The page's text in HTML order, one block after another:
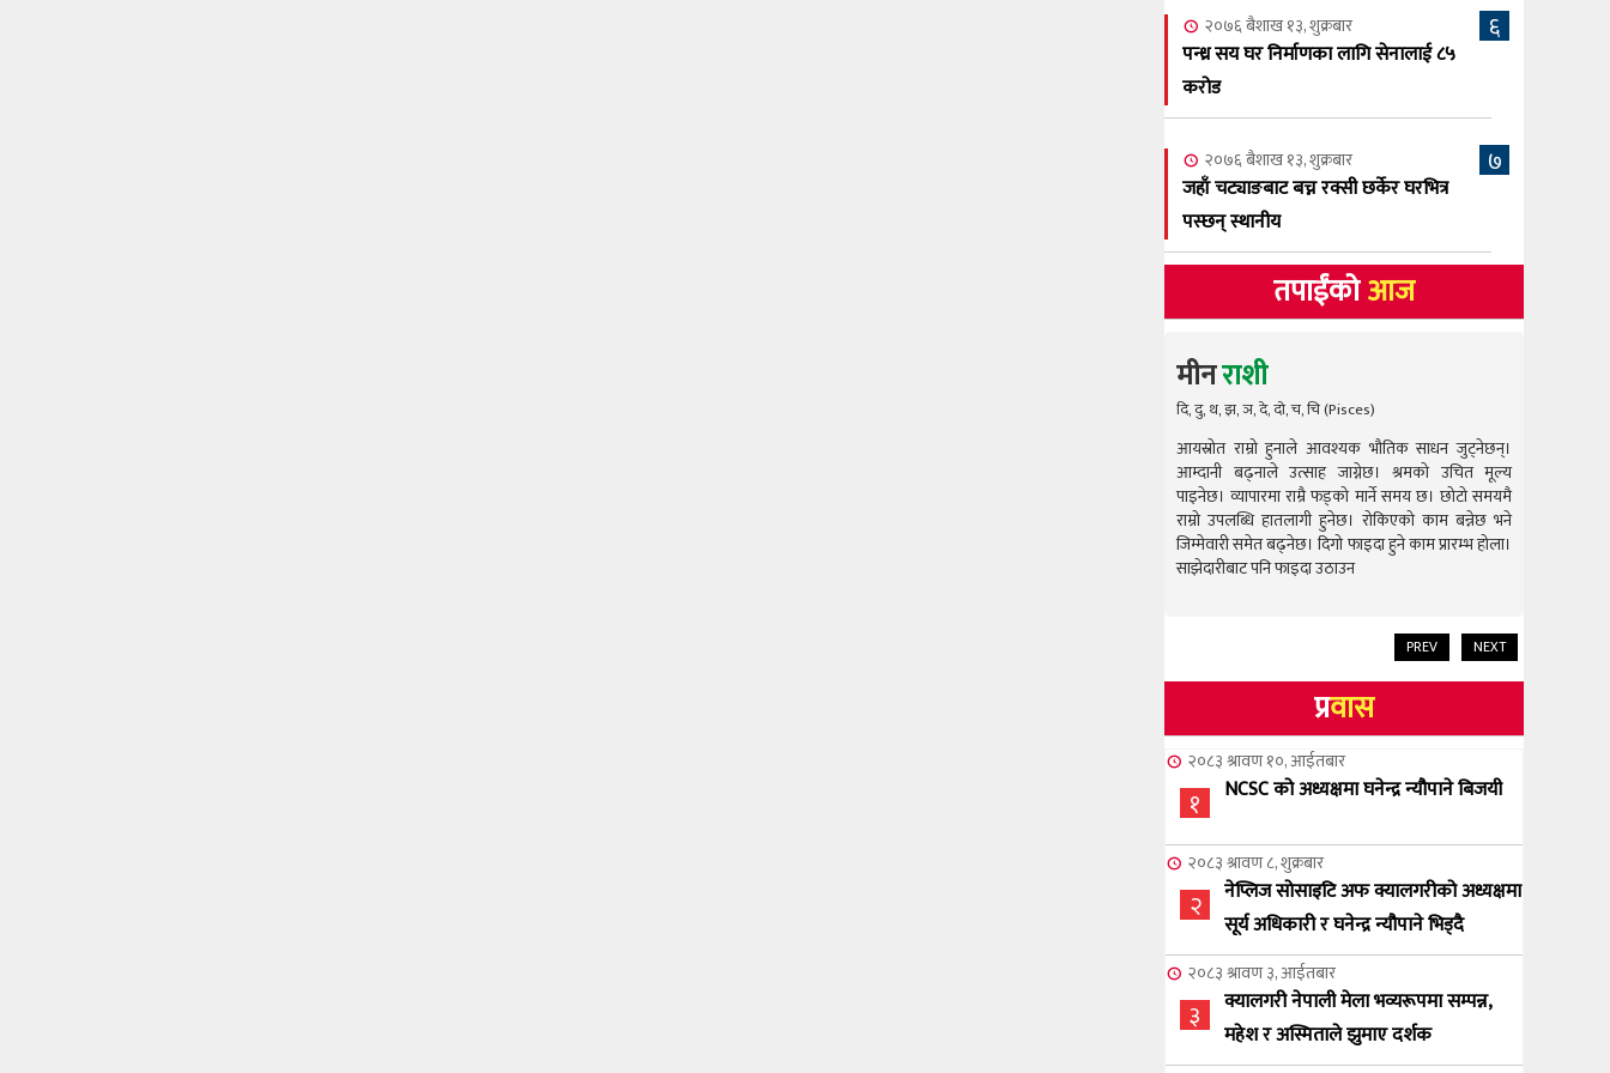
२०७६ बैशाख १३, शुक्रबार
पन्ध्र सय घर निर्माणका लागि सेनालाई ८५
करोड
६
२०७६ बैशाख १३, शुक्रबार
जहाँ चट्याङबाट बच्न रक्सी छर्केर घरभित्र
पस्छन् स्थानीय
७
तपाईंकोआज
मीनराशी
दि, दु, थ, झ, ञ, दे, दो, च, चि (Pisces)
आयस्रोत राम्रो हुनाले आवश्यक भौतिक साधन जुट्नेछन्।
आम्दानी बढ्नाले उत्साह जाग्नेछ। श्रमको उचित मूल्य
पाइनेछ। व्यापारमा राम्रै फड्को मार्ने समय छ। छोटो समयमै
राम्रो उपलब्धि हातलागी हुनेछ। रोकिएको काम बन्नेछ भने
जिम्मेवारी समेत बढ्नेछ। दिगो फाइदा हुने काम प्रारम्भ होला।
साझेदारीबाट पनि फाइदा उठाउन
PREV NEXT
प्रवास
२०८३ श्रावण १०, आईतबार
१ NCSC को अध्यक्षमा घनेन्द्र न्यौपाने बिजयी
२०८३ श्रावण ८, शुक्रबार
२
नेप्लिज सोसाइटि अफ क्यालगरीको अध्यक्षमा
सूर्य अधिकारी र घनेन्द्र न्यौपाने भिड्दै
२०८३ श्रावण ३, आईतबार
३
क्यालगरी नेपाली मेला भव्यरूपमा सम्पन्न,
महेश र अस्मिताले झुमाए दर्शक